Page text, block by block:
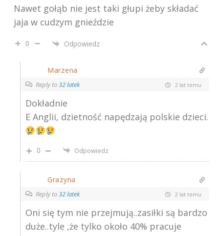
Nawet gołąb nie jest taki głupi żeby składać
jaja w cudzym gnieździe
0 Odpowiedz
Marzena
Reply to32 latek 2 lat temu
Dokładnie
E Anglii, dzietność napędzają polskie dzieci.
0 Odpowiedz
Grazyna
Reply to32 latek 2 lat temu
Oni się tym nie przejmują..zasiłki są bardzo
duże..tyle ,że tylko około 40% pracuje